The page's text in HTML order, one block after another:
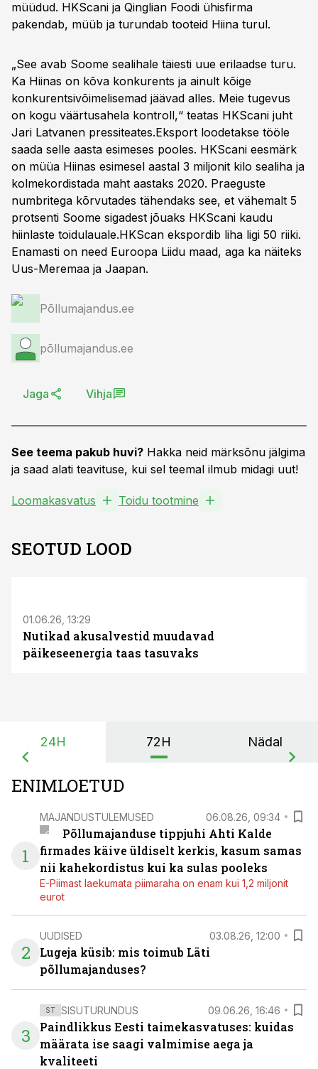
müüdud. HKScani ja Qinglian Foodi ühisfirma
pakendab, müüb ja turundab tooteid Hiina turul.
„See avab Soome sealihale täiesti uue erilaadse turu.
Ka Hiinas on kõva konkurents ja ainult kõige
konkurentsivõimelisemad jäävad alles. Meie tugevus
on kogu väärtusahela kontroll,“ teatas HKScani juht
Jari Latvanen pressiteates.Eksport loodetakse tööle
saada selle aasta esimeses pooles. HKScani eesmärk
on müüa Hiinas esimesel aastal 3 miljonit kilo sealiha ja
kolmekordistada maht aastaks 2020. Praeguste
numbritega kõrvutades tähendaks see, et vähemalt 5
protsenti Soome sigadest jõuaks HKScani kaudu
hiinlaste toidulauale.HKScan ekspordib liha ligi 50 riiki.
Enamasti on need Euroopa Liidu maad, aga ka näiteks
Uus-Meremaa ja Jaapan.
Põllumajandus.ee
põllumajandus.ee
Jaga Vihja
See teema pakub huvi? Hakka neid märksõnu jälgima
ja saad alati teavituse, kui sel teemal ilmub midagi uut!
Loomakasvatus Toidu tootmine
SEOTUD LOOD
01.06.26, 13:29
Nutikad akusalvestid muudavad
päikeseenergia taas tasuvaks
24H 72H Nädal
ENIMLOETUD
1
MAJANDUSTULEMUSED 06.08.26, 09:34
Põllumajanduse tippjuhi Ahti Kalde
firmades käive üldiselt kerkis, kasum samas
nii kahekordistus kui ka sulas pooleks
E-Piimast laekumata piimaraha on enam kui 1,2 miljonit
eurot
2
UUDISED 03.08.26, 12:00
Lugeja küsib: mis toimub Läti
põllumajanduses?
3
ST SISUTURUNDUS 09.06.26, 16:46
Paindlikkus Eesti taimekasvatuses: kuidas
määrata ise saagi valmimise aega ja
kvaliteeti